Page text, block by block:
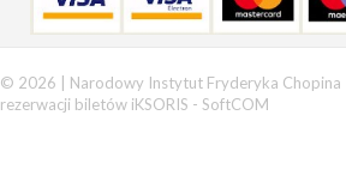
© 2026 | Narodowy Instytut Fryderyka Chopina |
rezerwacji biletów iKSORIS - SoftCOM